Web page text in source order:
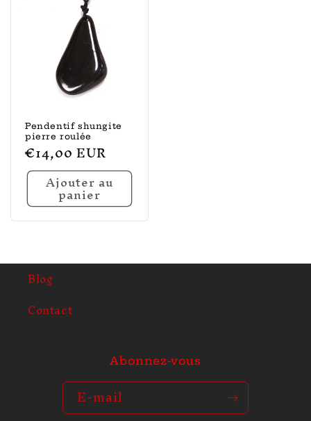
Pendentif shungite
pierre roulée
Prix
habituel
€14,00 EUR
Ajouter au
panier
Blog
Contact
Abonnez-vous
E-mail